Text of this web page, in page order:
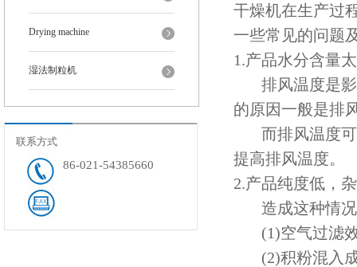
Drying machine
湿法制粒机
联系方式
86-021-54385660
干燥机在生产过
一些常见的问题
1.产品水分含量
排风温度是影
的原因一般是排
而排风温度可
提高排风温度。
2.产品纯度低，
造成这种情况
(1)空气过滤
(2)积粉混入